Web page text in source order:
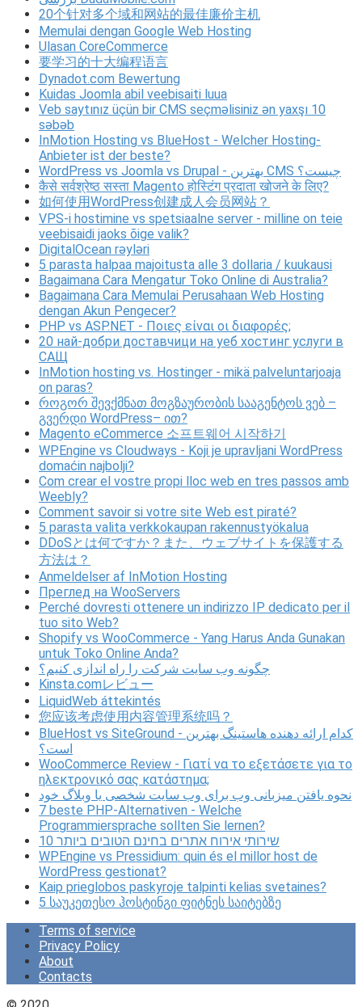
20个针对多个域和网站的最佳廉价主机
Memulai dengan Google Web Hosting
Ulasan CoreCommerce
要学习的十大编程语言
Dynadot.com Bewertung
Kuidas Joomla abil veebisaiti luua
Veb saytınız üçün bir CMS seçməlisiniz ən yaxşı 10
səbəb
InMotion Hosting vs BlueHost - Welcher Hosting-
Anbieter ist der beste?
WordPress vs Joomla vs Drupal - بهترین CMS چیست؟
कैसे सर्वश्रेष्ठ सस्ता Magento होस्टिंग प्रदाता खोजने के लिए?
如何使用WordPress创建成人会员网站？
VPS-i hostimine vs spetsiaalne server - milline on teie
veebisaidi jaoks õige valik?
DigitalOcean rəyləri
5 parasta halpaa majoitusta alle 3 dollaria / kuukausi
Bagaimana Cara Mengatur Toko Online di Australia?
Bagaimana Cara Memulai Perusahaan Web Hosting
dengan Akun Pengecer?
PHP vs ASP.NET - Ποιες είναι οι διαφορές;
20 най-добри доставчици на уеб хостинг услуги в
САЩ
InMotion hosting vs. Hostinger - mikä palveluntarjoaja
on paras?
როგორ შევქმნათ მოგზაურობის სააგენტოს ვებ –
გვერდი WordPress– ით?
Magento eCommerce 소프트웨어 시작하기
WPEngine vs Cloudways - Koji je upravljani WordPress
domaćin najbolji?
Com crear el vostre propi lloc web en tres passos amb
Weebly?
Comment savoir si votre site Web est piraté?
5 parasta valita verkkokaupan rakennustyökalua
DDoSとは何ですか？また、ウェブサイトを保護する
方法は？
Anmeldelser af InMotion Hosting
Преглед на WooServers
Perché dovresti ottenere un indirizzo IP dedicato per il
tuo sito Web?
Shopify vs WooCommerce - Yang Harus Anda Gunakan
untuk Toko Online Anda?
چگونه وب سایت شرکت را راه اندازی کنیم؟
Kinsta.comレビュー
LiquidWeb áttekintés
您应该考虑使用内容管理系统吗？
BlueHost vs SiteGround - کدام ارائه دهنده هاستینگ بهترین
است؟
WooCommerce Review - Γιατί να το εξετάσετε για το
ηλεκτρονικό σας κατάστημα;
نحوه یافتن میزبانی وب برای وب سایت شخصی یا وبلاگ خود
7 beste PHP-Alternativen - Welche
Programmiersprache sollten Sie lernen?
10 שירותי אירוח אתרים בחינם הטובים ביותר
WPEngine vs Pressidium: quin és el millor host de
WordPress gestionat?
Kaip prieglobos paskyroje talpinti kelias svetaines?
5 საუკეთესო ჰოსტინგი ფიტნეს საიტებზე
Terms of service
Privacy Policy
About
Contacts